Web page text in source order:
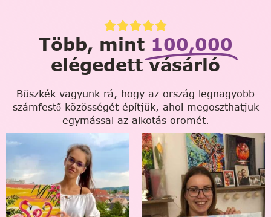
Több, mint 100,000
elégedett vásárló
Büszkék vagyunk rá, hogy az ország legnagyobb
számfestő közösségét építjük, ahol megoszthatjuk
egymással az alkotás örömét.